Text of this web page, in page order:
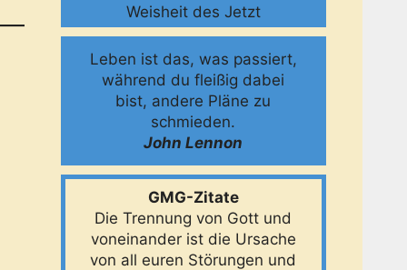
Weisheit des Jetzt
Leben ist das, was passiert,
während du fleißig dabei
bist, andere Pläne zu
schmieden.
John Lennon
GMG-Zitate
Die Trennung von Gott und
voneinander ist die Ursache
von all euren Störungen und